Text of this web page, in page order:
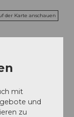
der Karte anschauen
mit
und
zu